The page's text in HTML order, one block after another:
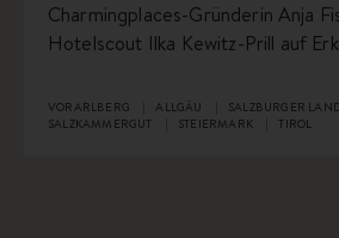
Charmingplaces-Gründerin Anja
Hotelscout Ilka Kewitz-Prill auf
VORARLBERG ALLGÄU
SALZBURGER
SALZKAMMERGUT
STEIERMARK TIROL